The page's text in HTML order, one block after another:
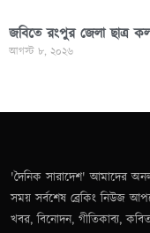
জবিতে রংপুর জেলা ছাত্র
আগস্ট ৮, ২০২৬
'দৈনিক সারাদেশ' আমাদের
সময় সর্বশেষ ব্রেকিং নিউজ
খবর, বিনোদন, গীতিকাব্য,